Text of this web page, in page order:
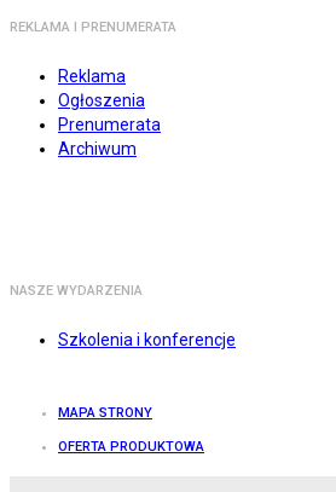
REKLAMA I PRENUMERATA
Reklama
Ogłoszenia
Prenumerata
Archiwum
NASZE WYDARZENIA
Szkolenia i konferencje
MAPA STRONY
OFERTA PRODUKTOWA